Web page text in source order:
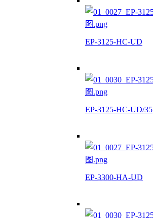
EP-3125-HC-UD
EP-3125-HC-UD/35
EP-3300-HA-UD